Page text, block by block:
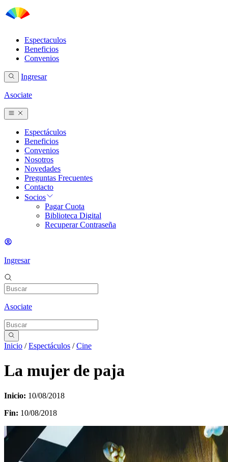
Espectaculos
Beneficios
Convenios
Ingresar
Asociate
Espectáculos
Beneficios
Convenios
Nosotros
Novedades
Preguntas Frecuentes
Contacto
Socios
Pagar Cuota
Biblioteca Digital
Recuperar Contraseña
Ingresar
Asociate
Inicio /Espectáculos /Cine
La mujer de paja
Inicio: 10/08/2018
Fin: 10/08/2018